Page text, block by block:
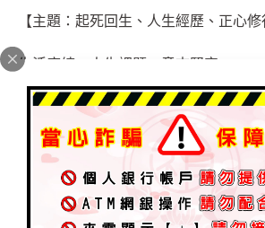
【主題：起死回生、人生經歷、正心修
生活磨練、人生課題、意志堅定
佩吟師姐與紫榛師姐與慧蘭師姐-合作
記得分享～按讚，多多支持鼓勵
明天我們在直播間等你們～